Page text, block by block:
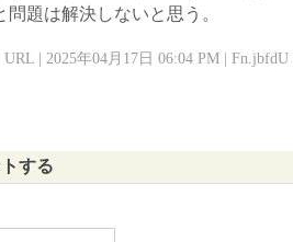
問題は解決しないと思う。
URL | 2025年04月17日 06:04 PM | Fn.jbfdU
する